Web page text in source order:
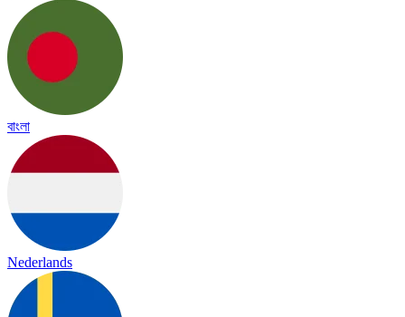
বাংলা
Nederlands